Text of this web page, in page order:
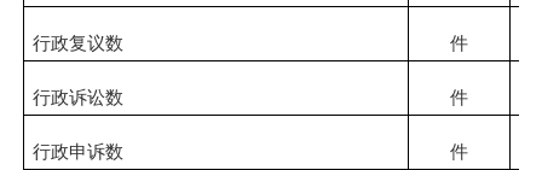
行政复议数 件
行政诉讼数 件
行政申诉数 件